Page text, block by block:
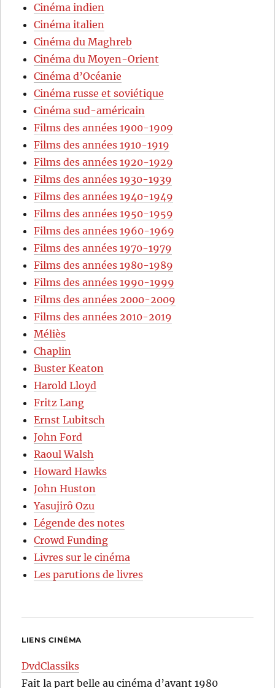
Cinéma indien
Cinéma italien
Cinéma du Maghreb
Cinéma du Moyen-Orient
Cinéma d’Océanie
Cinéma russe et soviétique
Cinéma sud-américain
Films des années 1900-1909
Films des années 1910-1919
Films des années 1920-1929
Films des années 1930-1939
Films des années 1940-1949
Films des années 1950-1959
Films des années 1960-1969
Films des années 1970-1979
Films des années 1980-1989
Films des années 1990-1999
Films des années 2000-2009
Films des années 2010-2019
Méliès
Chaplin
Buster Keaton
Harold Lloyd
Fritz Lang
Ernst Lubitsch
John Ford
Raoul Walsh
Howard Hawks
John Huston
Yasujirô Ozu
Légende des notes
Crowd Funding
Livres sur le cinéma
Les parutions de livres
LIENS CINÉMA
DvdClassiks
Fait la part belle au cinéma d’avant 1980